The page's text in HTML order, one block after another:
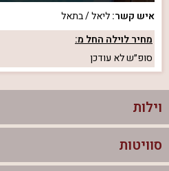
איש קשר:ליאל / בתאל
מחיר לוילה החל מ:
סופ״שלא עודכן
וילות
וילות בצפון
סוויטות